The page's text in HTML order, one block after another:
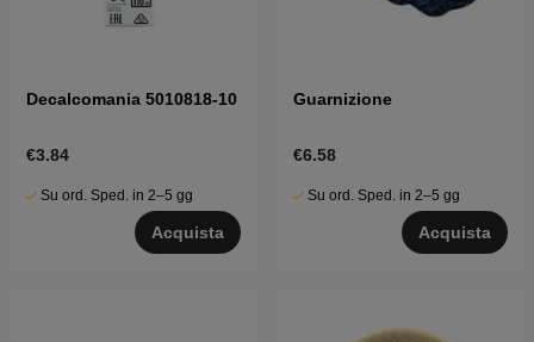
Decalcomania 5010818-10
€3.84
Su ord. Sped. in 2–5 gg
Acquista
Guarnizione
€6.58
Su ord. Sped. in 2–5 gg
Acquista